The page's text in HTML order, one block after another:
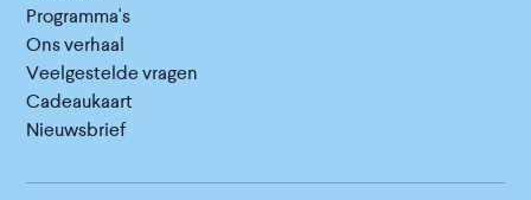
Programma's
Ons verhaal
Veelgestelde vragen
Cadeaukaart
Nieuwsbrief